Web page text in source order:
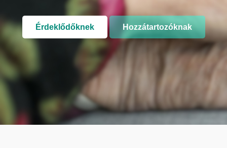
Érdeklődőknek Hozzátartozóknak